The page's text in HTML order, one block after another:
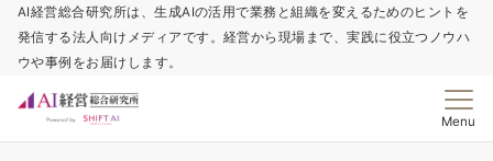
AI経営総合研究所は、生成AIの活用で業務と組織を変えるためのヒントを
発信する法人向けメディアです。経営から現場まで、実践に役立つノウハ
ウや事例をお届けします。
Menu